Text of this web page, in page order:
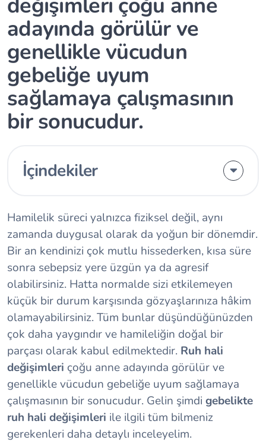
değişimleri çoğu anne
adayında görülür ve
genellikle vücudun
gebeliğe uyum
sağlamaya çalışmasının
bir sonucudur.
İçindekiler
Hamilelik süreci yalnızca fiziksel değil, aynı
zamanda duygusal olarak da yoğun bir dönemdir.
Bir an kendinizi çok mutlu hissederken, kısa süre
sonra sebepsiz yere üzgün ya da agresif
olabilirsiniz. Hatta normalde sizi etkilemeyen
küçük bir durum karşısında gözyaşlarınıza hâkim
olamayabilirsiniz. Tüm bunlar düşündüğünüzden
çok daha yaygındır ve hamileliğin doğal bir
parçası olarak kabul edilmektedir. Ruh hali
değişimleri çoğu anne adayında görülür ve
genellikle vücudun gebeliğe uyum sağlamaya
çalışmasının bir sonucudur. Gelin şimdi gebelikte
ruh hali değişimleri ile ilgili tüm bilmeniz
gerekenleri daha detaylı inceleyelim.